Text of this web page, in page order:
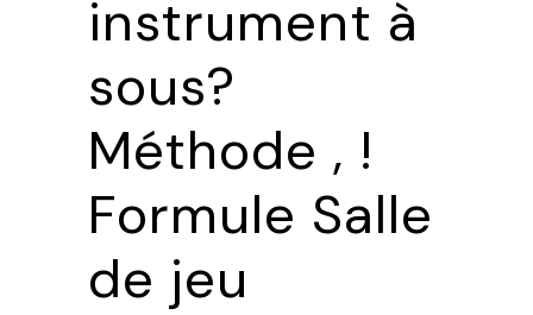
instrument à
sous?
Méthode , !
Formule Salle
de jeu